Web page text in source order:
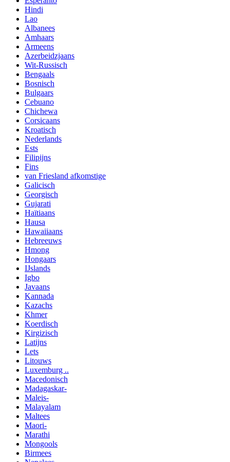
Hindi
Lao
Albanees
Amhaars
Armeens
Azerbeidzjaans
Wit-Russisch
Bengaals
Bosnisch
Bulgaars
Cebuano
Chichewa
Corsicaans
Kroatisch
Nederlands
Ests
Filipijns
Fins
van Friesland afkomstige
Galicisch
Georgisch
Gujarati
Haïtiaans
Hausa
Hawaiiaans
Hebreeuws
Hmong
Hongaars
IJslands
Igbo
Javaans
Kannada
Kazachs
Khmer
Koerdisch
Kirgizisch
Latijns
Lets
Litouws
Luxemburg ..
Macedonisch
Madagaskar-
Maleis-
Malayalam
Maltees
Maori-
Marathi
Mongools
Birmees